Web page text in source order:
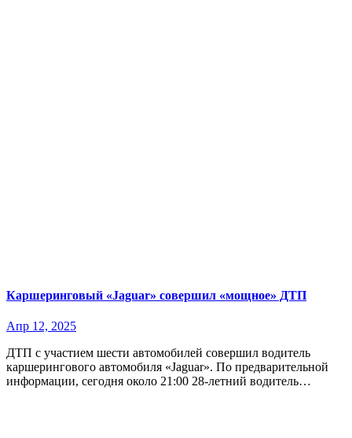
Каршеринговый «Jaguar» совершил «мощное» ДТП
Апр 12, 2025
ДТП с участием шести автомобилей совершил водитель
каршерингового автомобиля «Jaguar». По предварительной
информации, сегодня около 21:00 28-летний водитель…